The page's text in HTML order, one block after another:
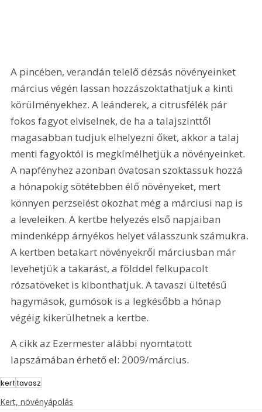
A pincében, verandán telelő dézsás növényeinket
március végén lassan hozzászoktathatjuk a kinti
körülményekhez. A leánderek, a citrusfélék pár
fokos fagyot elviselnek, de ha a talajszinttől
magasabban tudjuk elhelyezni őket, akkor a talaj
menti fagyoktól is megkímélhetjük a növényeinket.
A napfényhez azonban óvatosan szoktassuk hozzá
a hónapokig sötétebben élő növényeket, mert
könnyen perzselést okozhat még a márciusi nap is
a leveleiken. A kertbe helyezés első napjaiban
mindenképp árnyékos helyet válasszunk számukra.
A kertben betakart növényekről márciusban már
levehetjük a takarást, a földdel felkupacolt
rózsatöveket is kibonthatjuk. A tavaszi ültetésű
hagymások, gumósok is a legkésőbb a hónap
végéig kikerülhetnek a kertbe.
A cikk az Ezermester alábbi nyomtatott
lapszámában érhető el: 2009/március.
kerttavasz
Kert, növényápolás